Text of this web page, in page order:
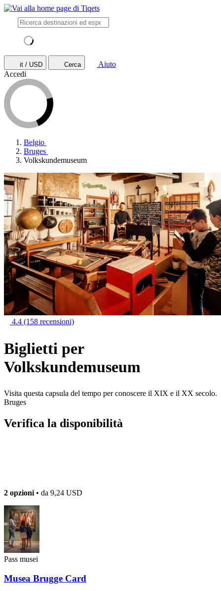
it / USD Cerca
Aiuto
Accedi
Belgio
Bruges
Volkskundemuseum
4.4 (158 recensioni)
Biglietti per
Volkskundemuseum
Visita questa capsula del tempo per conoscere il XIX e il XX secolo.
Bruges
Verifica la disponibilità
2 opzioni • da 9,24 USD
Pass musei
Musea Brugge Card